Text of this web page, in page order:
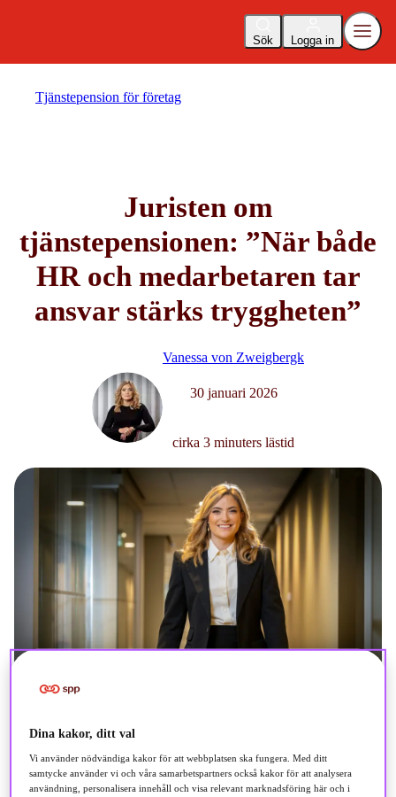
Sök Logga in
Tjänstepension för företag
Juristen om
tjänstepensionen: ”När både
HR och medarbetaren tar
ansvar stärks tryggheten”
Vanessa von Zweigbergk
30 januari 2026
cirka 3 minuters lästid
Dina kakor, ditt val
Vi använder nödvändiga kakor för att webbplatsen ska fungera. Med ditt
samtycke använder vi och våra samarbetspartners också kakor för att analysera
användning, personalisera innehåll och visa relevant marknadsföring här och i